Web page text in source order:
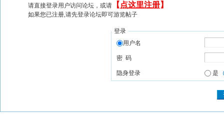
请直接登录用户访问论坛，或请 【 点这里注册】
如果您已注册,请先登录论坛即可游览帖子
登录
用户名
密 码
隐身登录 是